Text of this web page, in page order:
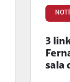
3
sala